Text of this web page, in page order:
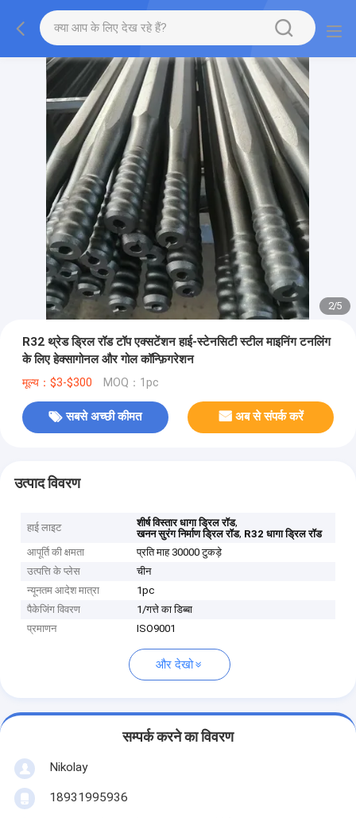
2/5
R32 थ्रेड ड्रिल रॉड टॉप एक्सटेंशन हाई-स्टेनसिटी स्टील माइनिंग टनलिंग
के लिए हेक्सागोनल और गोल कॉन्फ़िगरेशन
मूल्य：$3-$300 MOQ：1pc
सबसे अच्छी कीमत अब से संपर्क करें
उत्पाद विवरण
हाई लाइट शीर्ष विस्तार धागा ड्रिल रॉड,
खनन सुरंग निर्माण ड्रिल रॉड, R32 धागा ड्रिल रॉड
आपूर्ति की क्षमता
प्रति माह 30000 टुकड़े
उत्पत्ति के प्लेस
चीन
न्यूनतम आदेश मात्रा
1pc
पैकेजिंग विवरण
1/गत्ते का डिब्बा
प्रमाणन
ISO9001
और देखो
सम्पर्क करने का विवरण
Nikolay
18931995936